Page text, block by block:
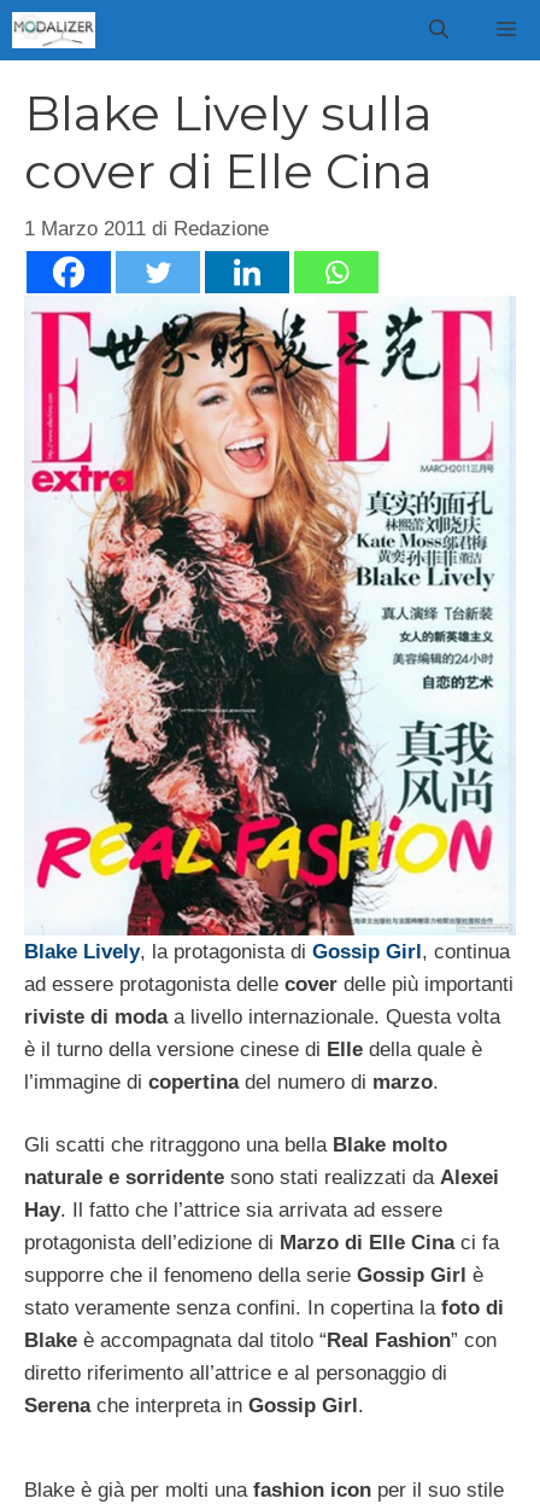
Vai
al
Blake Lively sulla
cover di Elle Cina
1 Marzo 2011 di Redazione
Blake Lively, la protagonista di Gossip Girl, continua
ad essere protagonista delle cover delle più importanti
riviste di modaa livello internazionale. Questa volta
è il turno della versione cinese di Elle della quale è
l’immagine di copertinadel numero di marzo.
Gli scatti che ritraggono una bella Blake molto
naturale e sorridente sono stati realizzati da Alexei
Hay. Il fatto che l’attrice sia arrivata ad essere
protagonista dell’edizione di Marzo di Elle Cinaci fa
supporre che il fenomeno della serie Gossip Girl è
stato veramente senza confini. In copertina lafoto di
Blake è accompagnata dal titolo “ Real Fashion” con
diretto riferimento all’attrice e al personaggio di
Serenache interpreta in Gossip Girl .
Blake è già per molti una fashion icon per il suo stile